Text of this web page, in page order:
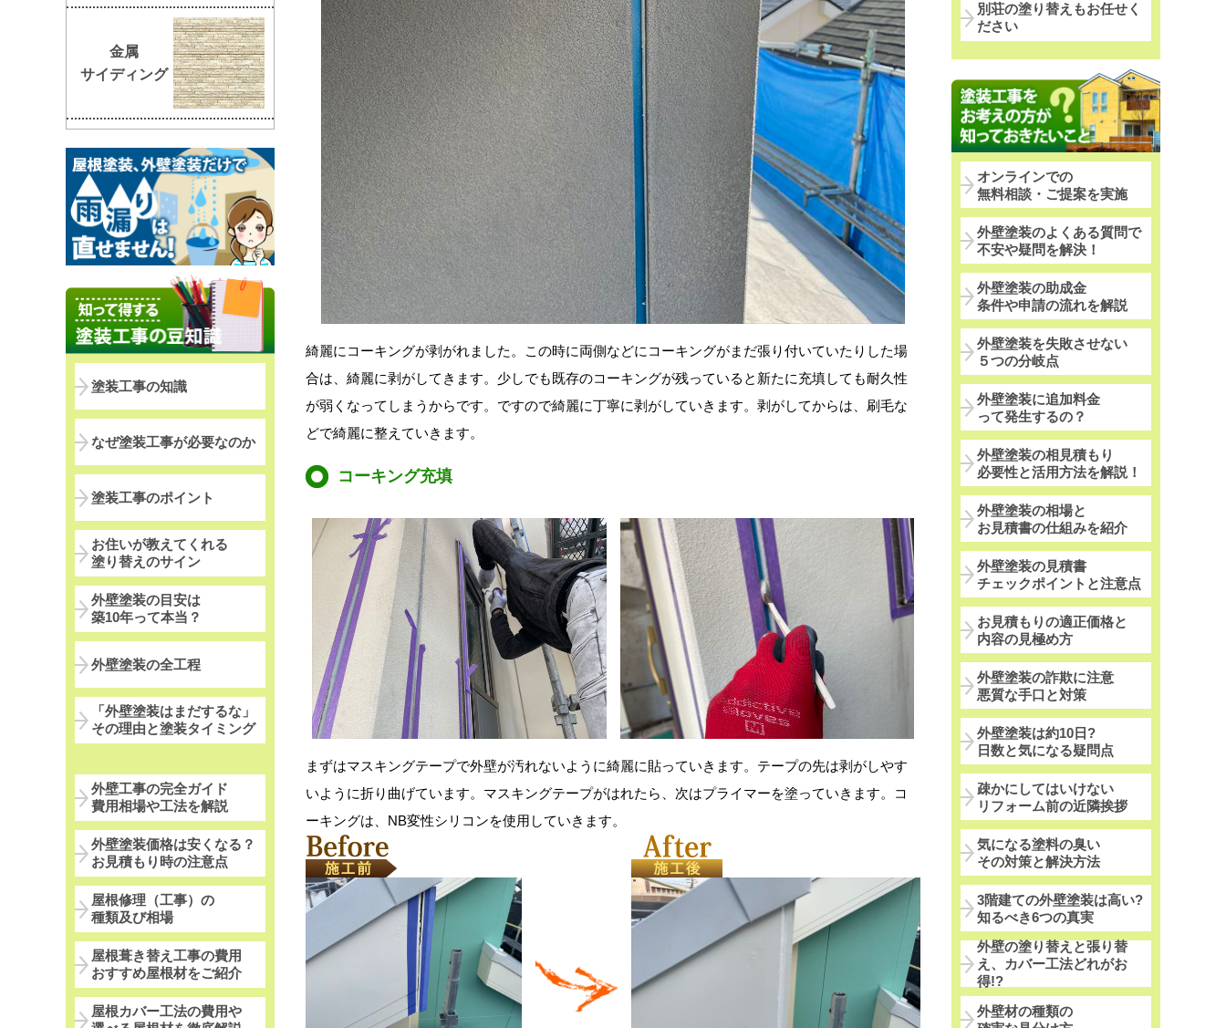
綺麗にコーキングが剥がれました。この時に両側などにコーキングがまだ張り付いていたりした場
合は、綺麗に剥がしてきます。少しでも既存のコーキングが残っていると新たに充填しても耐久性
が弱くなってしまうからです。ですので綺麗に丁寧に剥がしていきます。剥がしてからは、刷毛な
どで綺麗に整えていきます。
コーキング充填
まずはマスキングテープで外壁が汚れないように綺麗に貼っていきます。テープの先は剥がしやす
いように折り曲げています。マスキングテープがはれたら、次はプライマーを塗っていきます。コ
ーキングは、NB変性シリコンを使用していきます。
別荘の塗り替えもお任せく
ださい
オンラインでの
無料相談・ご提案を実施
外壁塗装のよくある質問で
不安や疑問を解決！
外壁塗装の助成金
条件や申請の流れを解説
外壁塗装を失敗させない
５つの分岐点
外壁塗装に追加料金
って発生するの？
外壁塗装の相見積もり
必要性と活用方法を解説！
外壁塗装の相場と
お見積書の仕組みを紹介
外壁塗装の見積書
チェックポイントと注意点
お見積もりの適正価格と
内容の見極め方
外壁塗装の詐欺に注意
悪質な手口と対策
外壁塗装は約10日?
日数と気になる疑問点
疎かにしてはいけない
リフォーム前の近隣挨拶
気になる塗料の臭い
その対策と解決方法
3階建ての外壁塗装は高い?
知るべき6つの真実
外壁の塗り替えと張り替
え、カバー工法どれがお
得!?
外壁材の種類の
金属
サイディング
塗装工事の知識
なぜ塗装工事が必要なのか
塗装工事のポイント
お住いが教えてくれる
塗り替えのサイン
外壁塗装の目安は
築10年って本当？
外壁塗装の全工程
「外壁塗装はまだするな」
その理由と塗装タイミング
外壁工事の完全ガイド
費用相場や工法を解説
外壁塗装価格は安くなる？
お見積もり時の注意点
屋根修理（工事）の
種類及び相場
屋根葺き替え工事の費用
おすすめ屋根材をご紹介
屋根カバー工法の費用や